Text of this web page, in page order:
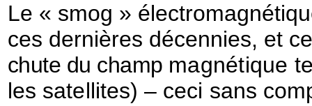
Le « smog »
ces dernières décennies, et
chute du champ magnétique
les satellites) – ceci sans